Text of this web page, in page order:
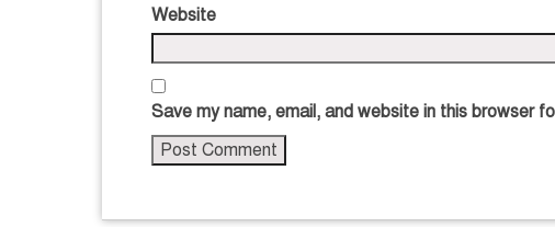
Website
Save my name, email, and website in this browser